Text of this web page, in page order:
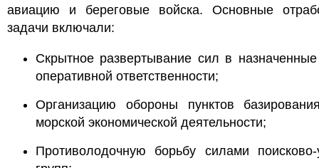
авиацию и береговые войска. Основные
задачи включали:
Скрытное развертывание сил в
оперативной ответственности;
Организацию обороны пунктов
морской экономической деятельности;
Противолодочную борьбу силами поисково-